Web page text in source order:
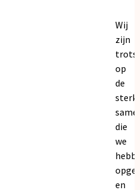
Wij
zijn
trots
op
de
die
we
en